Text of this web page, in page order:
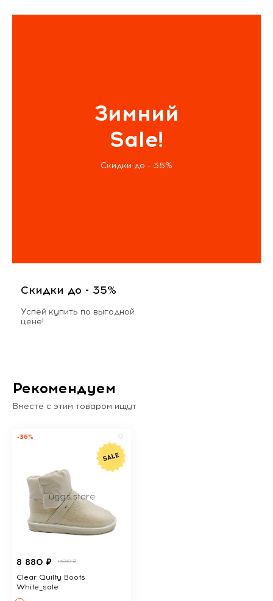
Зимний
Sale!
Скидки до - 35%
Скидки до - 35%
Успей купить по выгодной
цене!
Рекомендуем
Вместе с этим товаром ищут
-36%
8 880 ₽ 13690 ₽
Clear Quilty Boots
White_sale